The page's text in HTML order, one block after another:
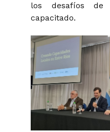
los desafíos de
capacitado.